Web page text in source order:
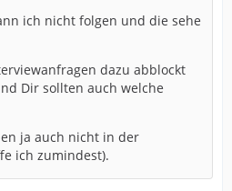
ich nicht folgen und die sehe
dazu abblockt
Dir sollten auch welche
ja auch nicht in der
ich zumindest).